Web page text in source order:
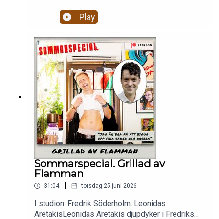
Play
Sommarspecial. Grillad av
Flamman
31:04 torsdag 25 juni 2026
I studion: Fredrik Söderholm, Leonidas
AretakisLeonidas Aretakis djupdyker i Fredriks